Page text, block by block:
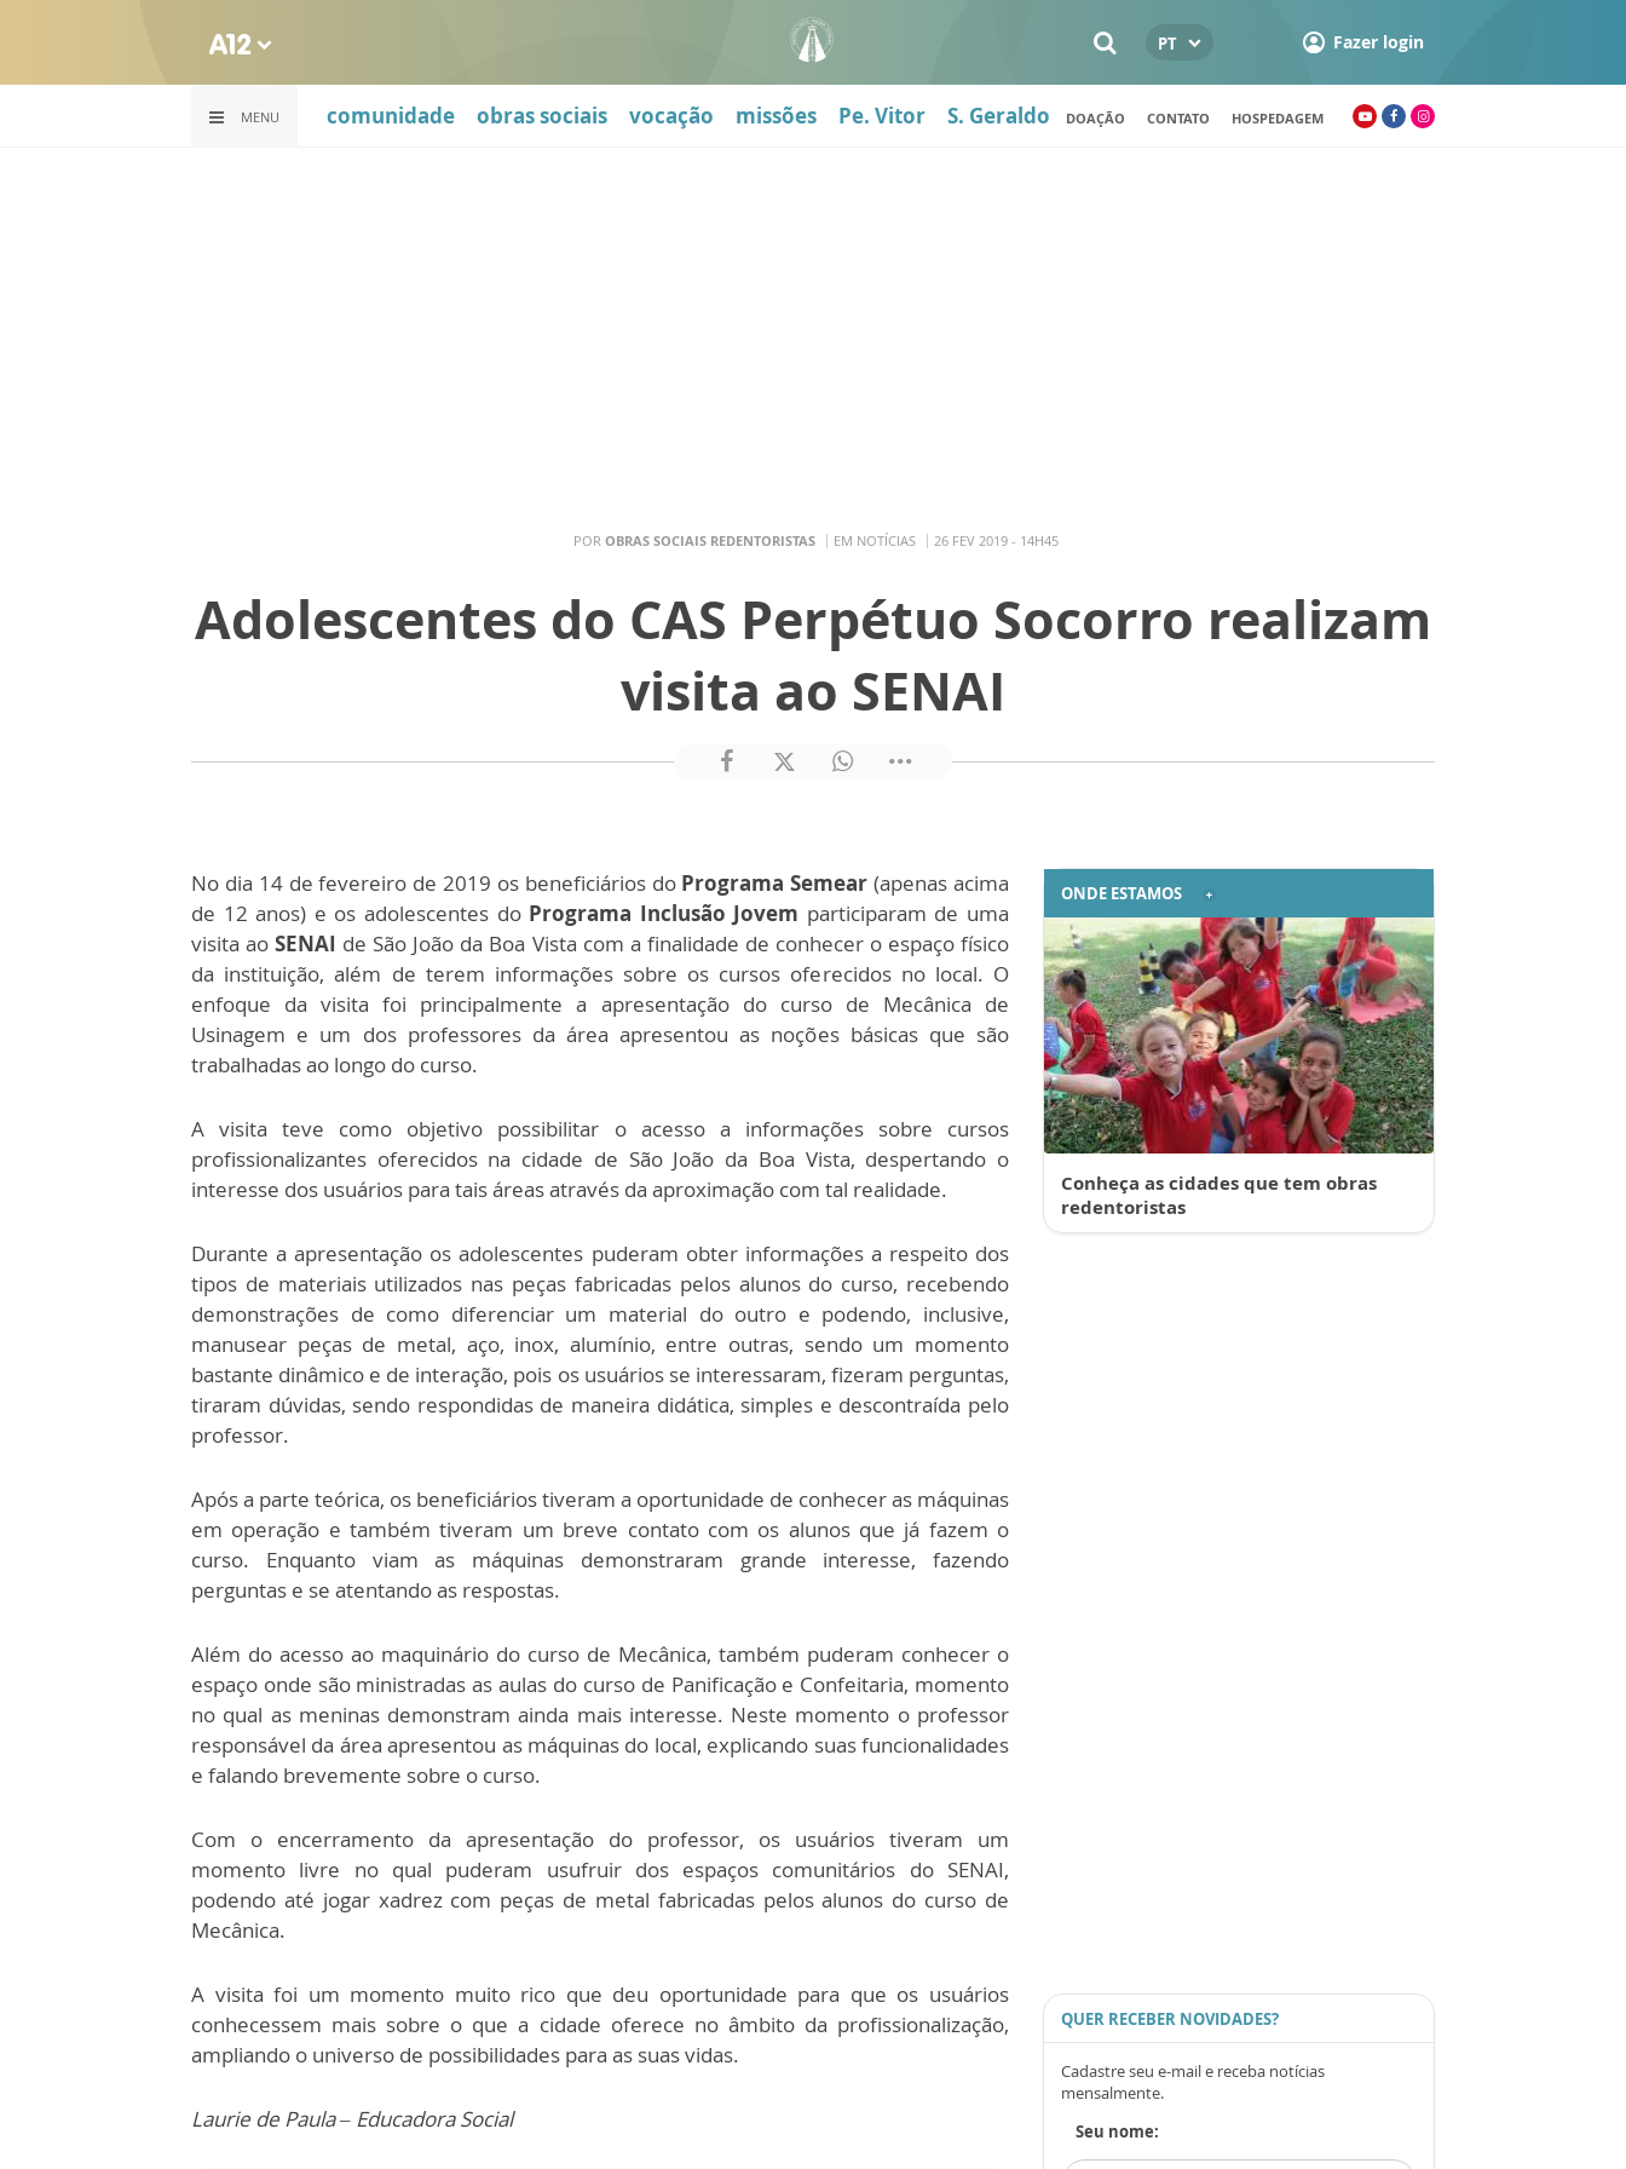
PT Fazer login
MENU comunidade obras sociais vocação missões Pe. Vitor S. Geraldo DOAÇÃO CONTATO HOSPEDAGEM
POR OBRAS SOCIAIS REDENTORISTAS EM NOTÍCIAS 26 FEV 2019 - 14H45
Adolescentes do CAS Perpétuo Socorro realizam
visita ao SENAI
No dia 14 de fevereiro de 2019 os beneficiários do Programa Semear (apenas acima
de 12 anos) e os adolescentes do Programa Inclusão Jovem participaram de uma
visita aoSENAI de São João da Boa Vista com a finalidade de conhecer o espaço físico
da instituição, além de terem informações sobre os cursos oferecidos no local. O
enfoque da visita foi principalmente a apresentação do curso de Mecânica de
Usinagem e um dos professores da área apresentou as noções básicas que são
trabalhadas ao longo do curso.
A visita teve como objetivo possibilitar o acesso a informações sobre cursos
profissionalizantes oferecidos na cidade de São João da Boa Vista, despertando o
interesse dos usuários para tais áreas através da aproximação com tal realidade.
Durante a apresentação os adolescentes puderam obter informações a respeito dos
tipos de materiais utilizados nas peças fabricadas pelos alunos do curso, recebendo
demonstrações de como diferenciar um material do outro e podendo, inclusive,
manusear peças de metal, aço, inox, alumínio, entre outras, sendo um momento
bastante dinâmico e de interação, pois os usuários se interessaram, fizeram perguntas,
tiraram dúvidas, sendo respondidas de maneira didática, simples e descontraída pelo
professor.
Após a parte teórica, os beneficiários tiveram a oportunidade de conhecer as máquinas
em operação e também tiveram um breve contato com os alunos que já fazem o
curso. Enquanto viam as máquinas demonstraram grande interesse, fazendo
perguntas e se atentando as respostas.
Além do acesso ao maquinário do curso de Mecânica, também puderam conhecer o
espaço onde são ministradas as aulas do curso de Panificação e Confeitaria, momento
no qual as meninas demonstram ainda mais interesse. Neste momento o professor
responsável da área apresentou as máquinas do local, explicando suas funcionalidades
e falando brevemente sobre o curso.
Com o encerramento da apresentação do professor, os usuários tiveram um
momento livre no qual puderam usufruir dos espaços comunitários do SENAI,
podendo até jogar xadrez com peças de metal fabricadas pelos alunos do curso de
Mecânica.
A visita foi um momento muito rico que deu oportunidade para que os usuários
conhecessem mais sobre o que a cidade oferece no âmbito da profissionalização,
ampliando o universo de possibilidades para as suas vidas.
Laurie de Paula – Educadora Social
ONDE ESTAMOS
Conheça as cidades que tem obras
redentoristas
QUER RECEBER NOVIDADES?
Cadastre seu e-mail e receba notícias
mensalmente.
Seu nome: